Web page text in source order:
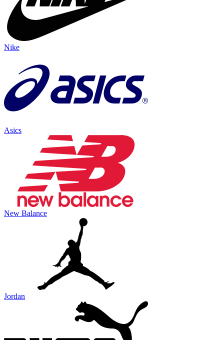
Nike
Asics
New Balance
Jordan